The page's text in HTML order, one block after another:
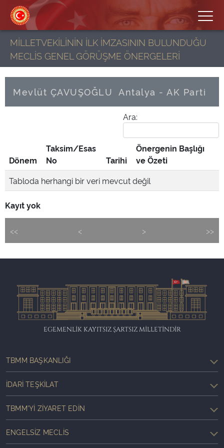
MİLLETVEKİLİNİN İLK İMZASININ BULUNDUĞU
MECLİS GENEL GÖRÜŞME ÖNERGELERİ
Mevlüt ÇAVUŞOĞLU Antalya - AK Parti
Ara:
Dönem
Taksim/Esas
No
Tarihi
Önergenin Başlığı
ve Özeti
Tabloda herhangi bir veri mevcut değil
Kayıt yok
<< < > >>
EGEMENLİK KAYITSIZ ŞARTSIZ MİLLETİNDİR
TBMM BAŞKANLIĞI
İDARI TEŞKILAT
TBMM'YI ZIYARET EDIN
ENGELSIZ MECLIS